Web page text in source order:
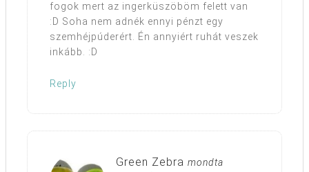
fogok mert az ingerküszöböm felett van
:D Soha nem adnék ennyi pénzt egy
szemhéjpúderért. Én annyiért ruhát veszek
inkább. :D
Reply
Green Zebra mondta